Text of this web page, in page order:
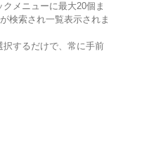
メニューに最大20個ま
検索され一覧表示されま
するだけで、常に手前